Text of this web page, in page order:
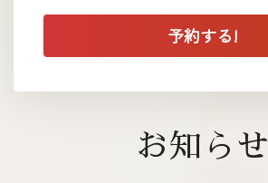
お知らせ